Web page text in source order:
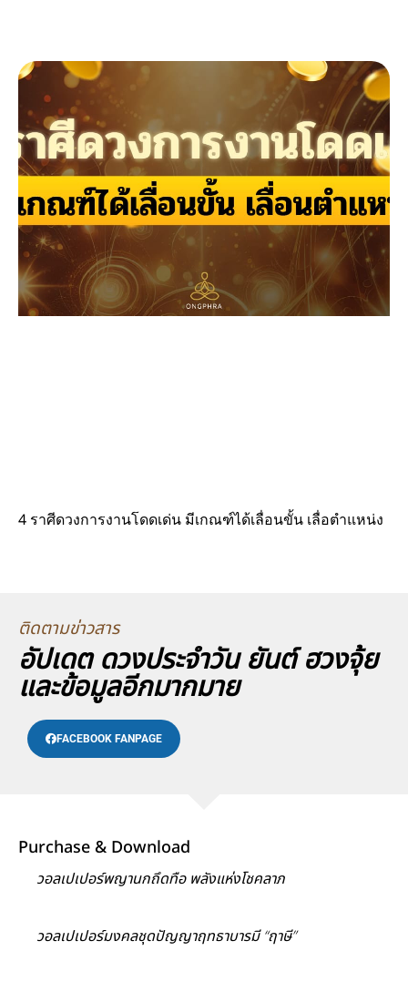
4 ราศีดวงการงานโดดเด่น มีเกณฑ์ได้เลื่อนขั้น เลื่อตำแหน่ง
ติดตามข่าวสาร
อัปเดต ดวงประจำวัน ยันต์ ฮวงจุ้ย
และข้อมูลอีกมากมาย
FACEBOOK FANPAGE
Purchase & Download
วอลเปเปอร์พญานกถึดทือ พลังแห่งโชคลาภ
วอลเปเปอร์มงคลชุดปัญญาฤทธาบารมี “ฤาษี”